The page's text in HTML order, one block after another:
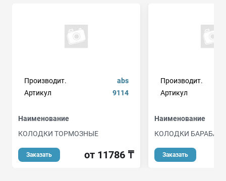
Производит.
abs
Артикул
9114
Наименование
КОЛОДКИ ТОРМОЗНЫЕ
Заказать от 11786 ₸
Производит.
Артикул
Наименование
КОЛОДКИ
Заказать